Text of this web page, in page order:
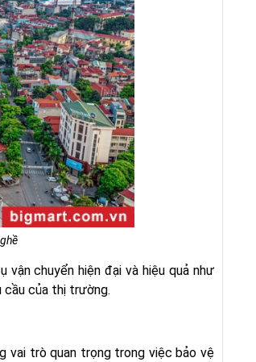
chuyển hiện đại và hiệu quả như
cầu của thị trường.
vai trò quan trọng trong việc bảo vệ